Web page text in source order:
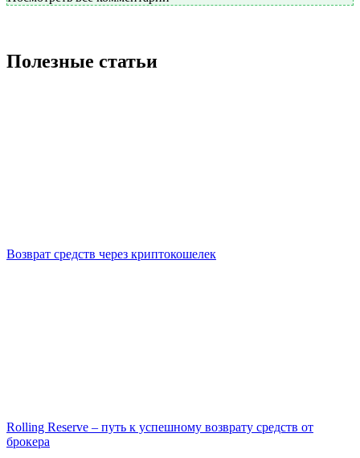
Полезные статьи
Возврат средств через криптокошелек
Rolling Reserve – путь к успешному возврату средств от
брокера